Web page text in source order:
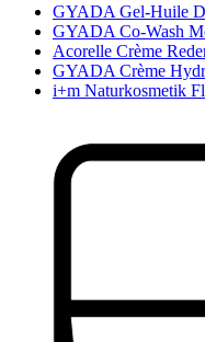
GYADA Gel-Huile
GYADA Co-Wash
Acorelle Crème
GYADA Crème
i+m Naturkosmetik